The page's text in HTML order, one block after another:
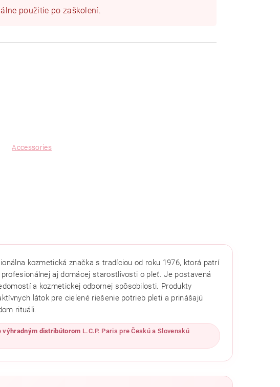
použitie po zaškolení.
Accessories
údajov.
kozmetická značka s tradíciou od roku 1976, ktorá patrí
aj domácej starostlivosti o pleť. Je postavená
a kozmetickej odbornej spôsobilosti. Produkty
látok pre cielené riešenie potrieb pleti a prinášajú
rituáli.
výhradným distribútorom L.C.P. Paris pre Českú a Slovenskú